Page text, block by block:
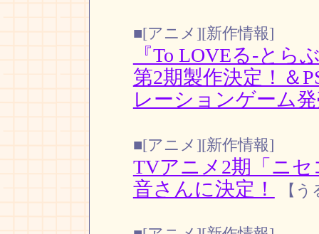
■[アニメ][新作情報]
『To LOVEる-とら
第2期製作決定！＆
レーションゲーム
■[アニメ][新作情報]
TVアニメ2期「ニ
音さんに決定！
【